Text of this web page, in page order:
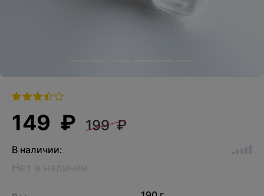
149 ₽ 199 ₽
В наличии: